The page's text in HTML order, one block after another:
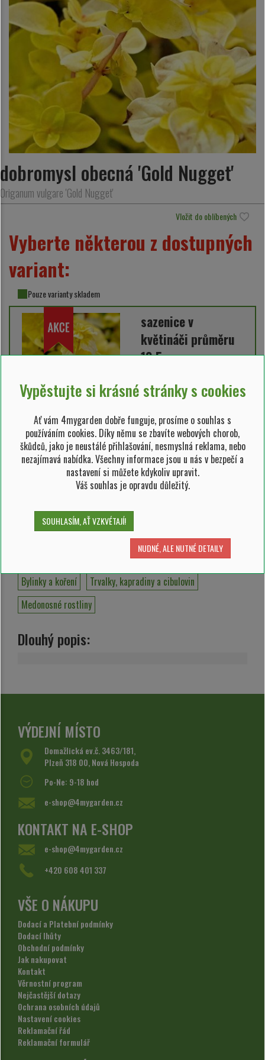
dobromysl obecná 'Gold Nugget'
Origanum vulgare 'Gold Nugget'
Vložit do oblíbených
Vyberte některou z dostupných
variant:
Pouze varianty skladem
sazenice v
květináči průměru
10,5 cm
SKLADEM 16 ks
59,00 Kč
53,10 Kč/ks
RO006693
Možnosti odeslání:kurýrem, osobní odběr,
dovezeme my
Zařazeno v kategoriích:
Bylinky a koření
Trvalky, kapradiny a cibulovin
Medonosné rostliny
Dlouhý popis:
VÝDEJNÍ MÍSTO
Domažlická ev.č. 3463/181,
Plzeň 318 00, Nová Hospoda
Po-Ne: 9-18 hod
e-shop@4mygarden.cz
KONTAKT NA E-SHOP
e-shop@4mygarden.cz
+420 608 401 337
VŠE O NÁKUPU
Dodací a Platební podmínky
Dodací lhůty
Obchodní podmínky
Jak nakupovat
Kontakt
Věrnostní program
Nejčastější dotazy
Ochrana osobních údajů
Nastavení cookies
Reklamační řád
Reklamační formulář
Vypěstujte si krásné stránky s cookies
Ať vám 4mygarden dobře funguje, prosíme o souhlas s
používáním cookies. Díky němu se zbavíte webových chorob,
škůdců, jako je neustálé přihlašování, nesmyslná reklama, nebo
nezajímavá nabídka. Všechny informace jsou u nás v bezpečí a
nastavení si můžete kdykoliv upravit.
Váš souhlas je opravdu důležitý.
SOUHLASÍM, AŤ VZKVÉTAJÍ!
NUDNÉ, ALE NUTNÉ DETAILY